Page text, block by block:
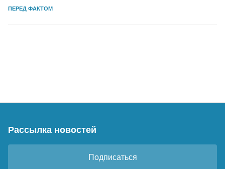
ПЕРЕД ФАКТОМ
Рассылка новостей
Подписаться